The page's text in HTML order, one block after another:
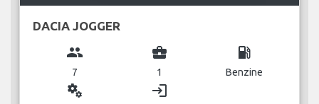
DACIA JOGGER
group
7
business_center
1
local_gas_station
Benzine
miscellaneous_services login